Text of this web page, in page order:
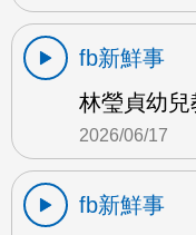
fb新鮮事
林瑩貞幼
2026/06/17
fb新鮮事